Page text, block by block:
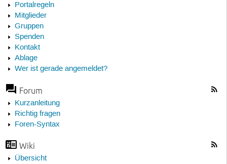
Portalregeln
Mitglieder
Gruppen
Spenden
Kontakt
Ablage
Wer ist gerade angemeldet?
Forum
Kurzanleitung
Richtig fragen
Foren-Syntax
Wiki
Übersicht